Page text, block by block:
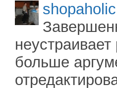
shopaholic
больше